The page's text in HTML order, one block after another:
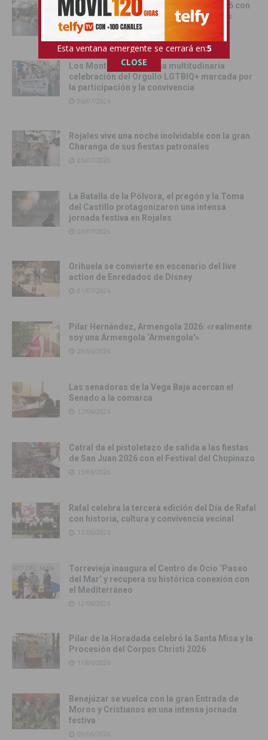
Rojales cerró sus fiestas patronales 2026 con
un brillante desfile de Moros y Cristianos
06/07/2026
Los Montesinos vive una multitudinaria
celebración del Orgullo LGTBIQ+ marcada por
la participación y la convivencia
06/07/2026
Rojales vive una noche inolvidable con la gran
Charanga de sus fiestas patronales
05/07/2026
La Batalla de la Pólvora, el pregón y la Toma
del Castillo protagonizaron una intensa
jornada festiva en Rojales
03/07/2026
Orihuela se convierte en escenario del live
action de Enredados de Disney
01/07/2026
Pilar Hernández, Armengola 2026: «realmente
soy una Armengola ‘Armengola'»
29/06/2026
Las senadoras de la Vega Baja acercan el
Senado a la comarca
17/06/2026
Catral da el pistoletazo de salida a las fiestas
de San Juan 2026 con el Festival del Chupinazo
13/06/2026
Rafal celebra la tercera edición del Día de Rafal
con historia, cultura y convivencia vecinal
13/06/2026
Torrevieja inaugura el Centro de Ocio ‘Paseo
del Mar’ y recupera su histórica conexión con
el Mediterráneo
12/06/2026
Pilar de la Horadada celebró la Santa Misa y la
Procesión del Corpus Christi 2026
11/06/2026
Benejúzar se vuelca con la gran Entrada de
Moros y Cristianos en una intensa jornada
festiva
09/06/2026
Esta ventana emergente se cerrará en:4
CLOSE